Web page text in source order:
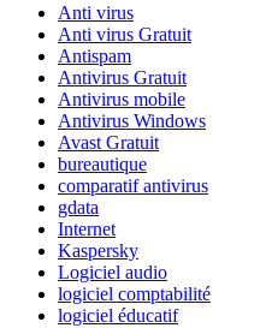
Anti virus
Anti virus Gratuit
Antispam
Antivirus Gratuit
Antivirus mobile
Antivirus Windows
Avast Gratuit
bureautique
comparatif antivirus
gdata
Internet
Kaspersky
Logiciel audio
logiciel comptabilité
logiciel éducatif